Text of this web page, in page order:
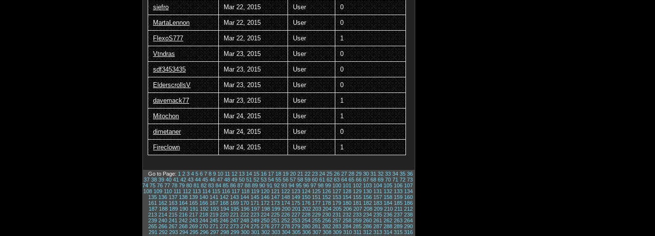
siefro Mar 22, 2015 User 0
MartaLennon Mar 22, 2015 User 0
FlexoS777 Mar 22, 2015 User 1
Vtndras Mar 23, 2015 User 0
sdf3453435 Mar 23, 2015 User 0
ElderscrollsV Mar 23, 2015 User 0
davemack77 Mar 23, 2015 User 1
Mitochon Mar 24, 2015 User 1
dimetaner Mar 24, 2015 User 0
Fireclown Mar 24, 2015 User 1
Go to Page: 1 2 3 4 5 6 7 8 9 10 11 12 13 14 15 16 17 18 19 20 21 22 23 24 25 26 27 28 29 30 31 32 33 34 35 36
37 38 39 40 41 42 43 44 45 46 47 48 49 50 51 52 53 54 55 56 57 58 59 60 61 62 63 64 65 66 67 68 69 70 71 72 73
74 75 76 77 78 79 80 81 82 83 84 85 86 87 88 89 90 91 92 93 94 95 96 97 98 99 100 101 102 103 104 105 106 107
108 109 110 111 112 113 114 115 116 117 118 119 120 121 122 123 124 125 126 127 128 129 130 131 132 133 134
135 136 137 138 139 140 141 142 143 144 145 146 147 148 149 150 151 152 153 154 155 156 157 158 159 160
161 162 163 164 165 166 167 168 169 170 171 172 173 174 175 176 177 178 179 180 181 182 183 184 185 186
187 188 189 190 191 192 193 194 195 196 197 198 199 200 201 202 203 204 205 206 207 208 209 210 211 212
213 214 215 216 217 218 219 220 221 222 223 224 225 226 227 228 229 230 231 232 233 234 235 236 237 238
239 240 241 242 243 244 245 246 247 248 249 250 251 252 253 254 255 256 257 258 259 260 261 262 263 264
265 266 267 268 269 270 271 272 273 274 275 276 277 278 279 280 281 282 283 284 285 286 287 288 289 290
291 292 293 294 295 296 297 298 299 300 301 302 303 304 305 306 307 308 309 310 311 312 313 314 315 316